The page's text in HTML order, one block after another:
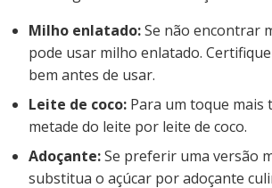
Milho enlatado:Se não encontrar
pode usar milho enlatado.
bem antes de usar.
Leite de coco: Para um toque
metade do leite por leite de coco.
Adoçante:Se preferir uma versão
substitua o açúcar por adoçante